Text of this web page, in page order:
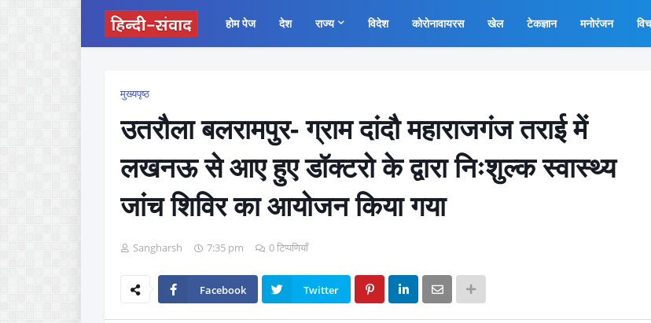
होम पेज देश राज्य विदेश कोरोनावायरस खेल टेकज्ञान मनोरंजन
मुख्यपृष्ठ
उतरौला बलरामपुर- ग्राम दांदौ महाराजगंज तराई में
लखनऊ से आए हुए डॉक्टरो के द्वारा निःशुल्क स्वास्थ्य
जांच शिविर का आयोजन किया गया
Sangharsh 7:35 pm 0 टिप्पणियाँ
Facebook Twitter